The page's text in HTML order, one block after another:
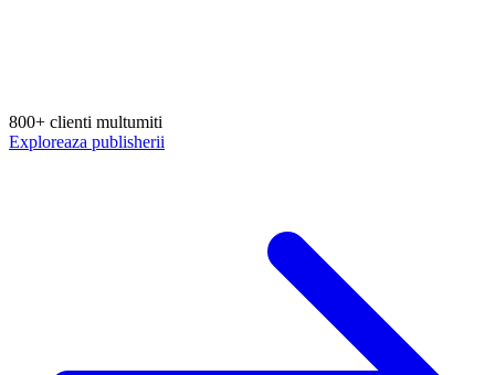
800+ clienti multumiti
Exploreaza publisherii